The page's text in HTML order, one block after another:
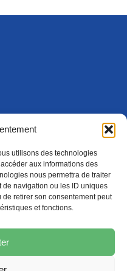
utilisons des technologies
aux informations des
nous permettra de traiter
navigation ou les ID uniques
retirer son consentement peut
et fonctions.
Cedex 15
fenêtre)